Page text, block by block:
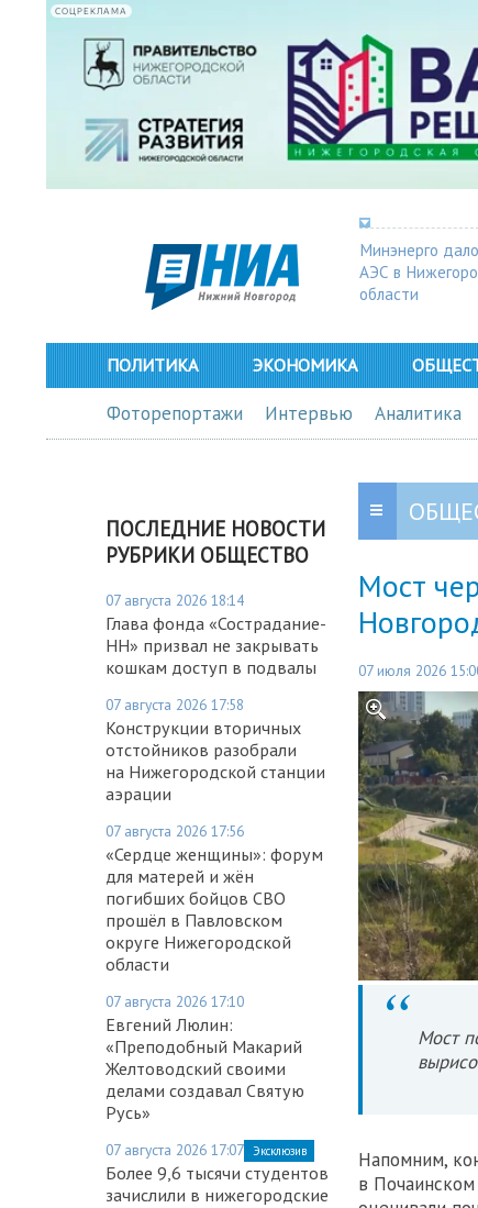
СОЦРЕКЛАМА
Минэнерго
АЭС в
области
ПОЛИТИКА ЭКОНОМИКА
Фоторепортажи Интервью Аналитика
ПОСЛЕДНИЕ НОВОСТИ
РУБРИКИ ОБЩЕСТВО
07 августа 2026 18:14
Глава фонда «Сострадание-
НН» призвал не закрывать
кошкам доступ в подвалы
07 августа 2026 17:58
Конструкции вторичных
отстойников разобрали
на Нижегородской станции
аэрации
07 августа 2026 17:56
«Сердце женщины»: форум
для матерей и жён
погибших бойцов СВО
прошёл в Павловском
округе Нижегородской
области
07 августа 2026 17:10
Евгений Люлин:
«Преподобный Макарий
Желтоводский своими
делами создавал Святую
Русь»
07 августа 2026 17:07 Эксклюзив
Более 9,6 тысячи студентов
зачислили в нижегородские
Мост
07 июля 2026
Фото: Telegram-
Мост
Напомним,
в